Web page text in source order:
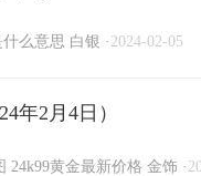
什么意思 白银 · 2024-02-05
年2月4日）
24k99黄金最新价格 金饰 ·